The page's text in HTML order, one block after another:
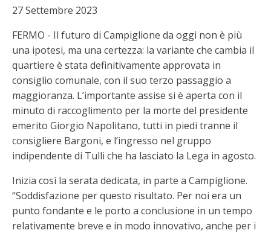
27 Settembre 2023
FERMO - Il futuro di Campiglione da oggi non è più
una ipotesi, ma una certezza: la variante che cambia il
quartiere è stata definitivamente approvata in
consiglio comunale, con il suo terzo passaggio a
maggioranza. L’importante assise si è aperta con il
minuto di raccoglimento per la morte del presidente
emerito Giorgio Napolitano, tutti in piedi tranne il
consigliere Bargoni, e l’ingresso nel gruppo
indipendente di Tulli che ha lasciato la Lega in agosto.
Inizia così la serata dedicata, in parte a Campiglione.
“Soddisfazione per questo risultato. Per noi era un
punto fondante e le porto a conclusione in un tempo
relativamente breve e in modo innovativo, anche per i